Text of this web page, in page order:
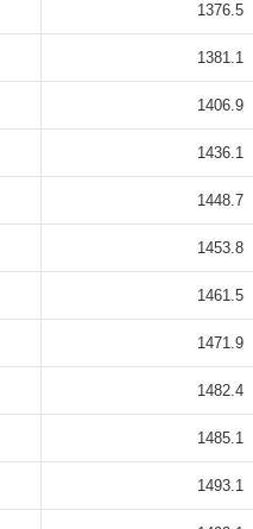
1376.5
1381.1
1406.9
1436.1
1448.7
1453.8
1461.5
1471.9
1482.4
1485.1
1493.1